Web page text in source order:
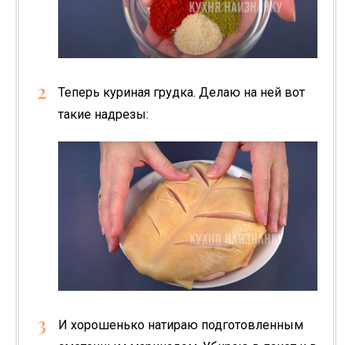
Теперь куриная грудка. Делаю на ней вот
такие надрезы:
И хорошенько натираю подготовленным